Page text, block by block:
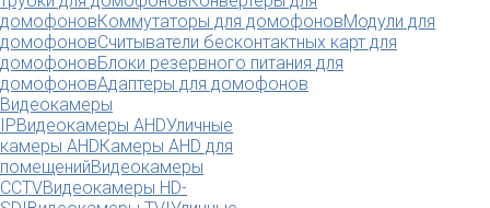
домофоновКоммутаторы для домофоновМодули для
домофоновСчитыватели бесконтактных карт для
домофоновБлоки резервного питания для
домофоновАдаптеры для домофонов
Видеокамеры
IPВидеокамеры AHDУличные
камеры AHDКамеры AHD для
помещенийВидеокамеры
CCTVВидеокамеры HD-